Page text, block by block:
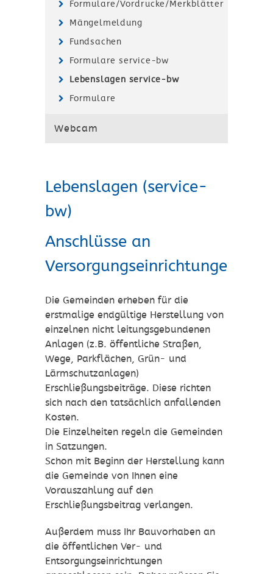
Formulare/Vordrucke/Merkblätter
Mängelmeldung
Fundsachen
Formulare service-bw
Lebenslagen service-bw
Formulare
Webcam
Lebenslagen (service-
bw)
Anschlüsse an
Versorgungseinrichtungen
Die Gemeinden erheben für die
erstmalige endgültige Herstellung von
einzelnen nicht leitungsgebundenen
Anlagen (z.B. öffentliche Straßen,
Wege, Parkflächen, Grün- und
Lärmschutzanlagen)
Erschließungsbeiträge. Diese richten
sich nach den tatsächlich anfallenden
Kosten.
Die Einzelheiten regeln die Gemeinden
in Satzungen.
Schon mit Beginn der Herstellung kann
die Gemeinde von Ihnen eine
Vorauszahlung auf den
Erschließungsbeitrag verlangen.
Außerdem muss Ihr Bauvorhaben an
die öffentlichen Ver- und
Entsorgungseinrichtungen